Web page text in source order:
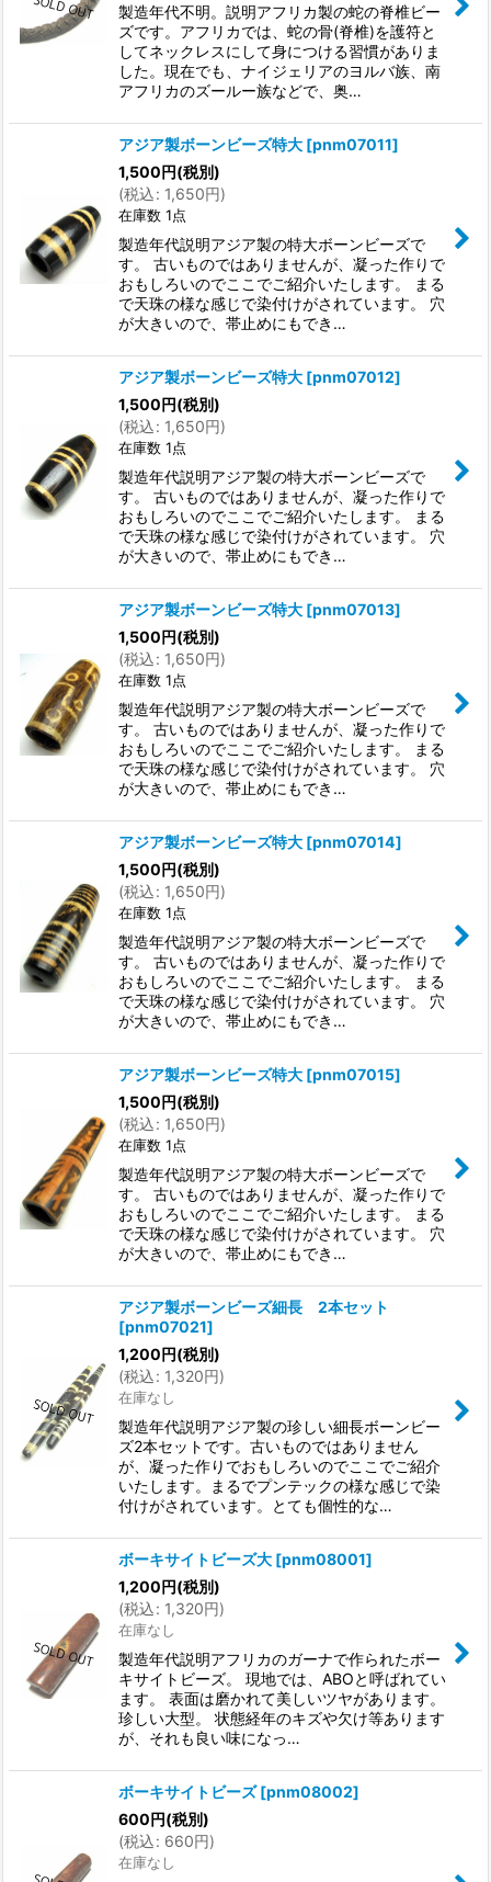
製造年代不明。説明アフリカ製の蛇の脊椎ビー
ズです。アフリカでは、蛇の骨(脊椎)を護符と
してネックレスにして身につける習慣がありま
した。現在でも、ナイジェリアのヨルバ族、南
アフリカのズールー族などで、奥…
アジア製ボーンビーズ特大 [pnm07011]
1,500円(税別)
(税込: 1,650円)
在庫数 1点
製造年代説明アジア製の特大ボーンビーズで
す。 古いものではありませんが、凝った作りで
おもしろいのでここでご紹介いたします。 まる
で天珠の様な感じで染付けがされています。 穴
が大きいので、帯止めにもでき…
アジア製ボーンビーズ特大 [pnm07012]
1,500円(税別)
(税込: 1,650円)
在庫数 1点
製造年代説明アジア製の特大ボーンビーズで
す。 古いものではありませんが、凝った作りで
おもしろいのでここでご紹介いたします。 まる
で天珠の様な感じで染付けがされています。 穴
が大きいので、帯止めにもでき…
アジア製ボーンビーズ特大 [pnm07013]
1,500円(税別)
(税込: 1,650円)
在庫数 1点
製造年代説明アジア製の特大ボーンビーズで
す。 古いものではありませんが、凝った作りで
おもしろいのでここでご紹介いたします。 まる
で天珠の様な感じで染付けがされています。 穴
が大きいので、帯止めにもでき…
アジア製ボーンビーズ特大 [pnm07014]
1,500円(税別)
(税込: 1,650円)
在庫数 1点
製造年代説明アジア製の特大ボーンビーズで
す。 古いものではありませんが、凝った作りで
おもしろいのでここでご紹介いたします。 まる
で天珠の様な感じで染付けがされています。 穴
が大きいので、帯止めにもでき…
アジア製ボーンビーズ特大 [pnm07015]
1,500円(税別)
(税込: 1,650円)
在庫数 1点
製造年代説明アジア製の特大ボーンビーズで
す。 古いものではありませんが、凝った作りで
おもしろいのでここでご紹介いたします。 まる
で天珠の様な感じで染付けがされています。 穴
が大きいので、帯止めにもでき…
アジア製ボーンビーズ細長 2本セット
[pnm07021]
1,200円(税別)
(税込: 1,320円)
在庫なし
製造年代説明アジア製の珍しい細長ボーンビー
ズ2本セットです。古いものではありません
が、凝った作りでおもしろいのでここでご紹介
いたします。まるでプンテックの様な感じで染
付けがされています。とても個性的な…
ボーキサイトビーズ大 [pnm08001]
1,200円(税別)
(税込: 1,320円)
在庫なし
製造年代説明アフリカのガーナで作られたボー
キサイトビーズ。 現地では、ABOと呼ばれてい
ます。 表面は磨かれて美しいツヤがあります。
珍しい大型。 状態経年のキズや欠け等あります
が、それも良い味になっ…
ボーキサイトビーズ [pnm08002]
600円(税別)
(税込: 660円)
在庫なし